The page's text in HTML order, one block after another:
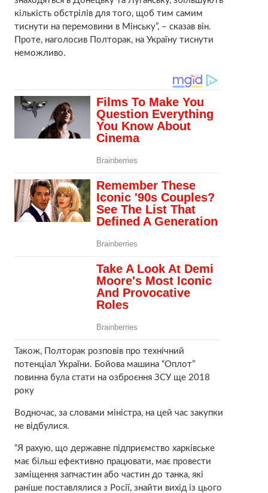
кількість обстрілів для того, щоб тим самим
тиснути на перемовини в Мінську”, – сказав він.
Проте, наголосив Полторак, на Україну тиснути
неможливо.
Також, Полторак розповів про технічний
потенціал України. Бойова машина “Оплот”
повинна була стати на озброєння ЗСУ ще 2018
року
Водночас, за словами міністра, на цей час закупки
не відбулися.
“Я рахую, що державне підприємство харківське
має більш ефективно працювати, має провести
заміщення запчастин або частин до танка, які
раніше поставлялися з Росії, знайти вихід із цього